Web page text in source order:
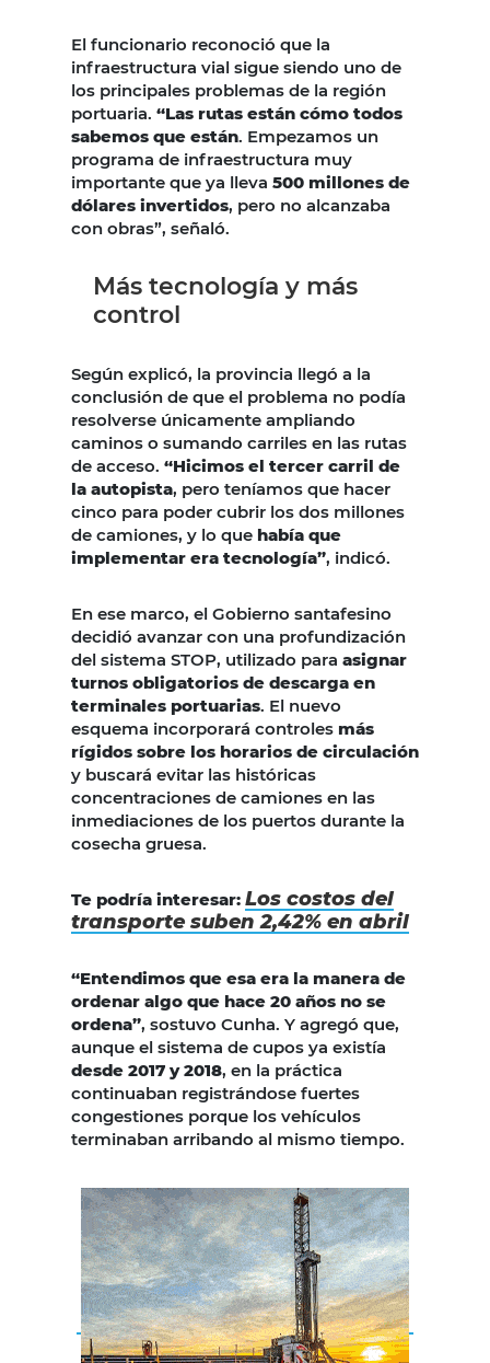
El funcionario reconoció que la
infraestructura vial sigue siendo uno de
los principales problemas de la región
portuaria. “Las rutas están cómo todos
sabemos que están. Empezamos un
programa de infraestructura muy
importante que ya lleva 500 millones de
dólares invertidos, pero no alcanzaba
con obras”, señaló.
Más tecnología y más
control
Según explicó, la provincia llegó a la
conclusión de que el problema no podía
resolverse únicamente ampliando
caminos o sumando carriles en las rutas
de acceso. “Hicimos el tercer carril de
la autopista, pero teníamos que hacer
cinco para poder cubrir los dos millones
de camiones, y lo que había que
implementar era tecnología”, indicó.
En ese marco, el Gobierno santafesino
decidió avanzar con una profundización
del sistema STOP, utilizado para asignar
turnos obligatorios de descarga en
terminales portuarias. El nuevo
esquema incorporará controles más
rígidos sobre los horarios de circulación
y buscará evitar las históricas
concentraciones de camiones en las
inmediaciones de los puertos durante la
cosecha gruesa.
Te podría interesar: Los costos del
transporte suben 2,42% en abril
“Entendimos que esa era la manera de
ordenar algo que hace 20 años no se
ordena”, sostuvo Cunha. Y agregó que,
aunque el sistema de cupos ya existía
desde 2017 y 2018, en la práctica
continuaban registrándose fuertes
congestiones porque los vehículos
terminaban arribando al mismo tiempo.